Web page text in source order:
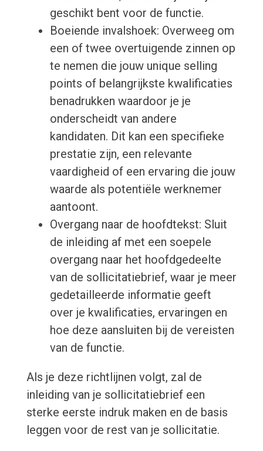
geschikt bent voor de functie.
Boeiende invalshoek: Overweeg om
een of twee overtuigende zinnen op
te nemen die jouw unique selling
points of belangrijkste kwalificaties
benadrukken waardoor je je
onderscheidt van andere
kandidaten. Dit kan een specifieke
prestatie zijn, een relevante
vaardigheid of een ervaring die jouw
waarde als potentiële werknemer
aantoont.
Overgang naar de hoofdtekst: Sluit
de inleiding af met een soepele
overgang naar het hoofdgedeelte
van de sollicitatiebrief, waar je meer
gedetailleerde informatie geeft
over je kwalificaties, ervaringen en
hoe deze aansluiten bij de vereisten
van de functie.
Als je deze richtlijnen volgt, zal de
inleiding van je sollicitatiebrief een
sterke eerste indruk maken en de basis
leggen voor de rest van je sollicitatie.